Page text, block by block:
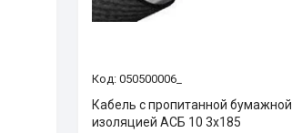
050500006_
Кабель с пропитанной бумажной
изоляцией АСБ 10 3х185